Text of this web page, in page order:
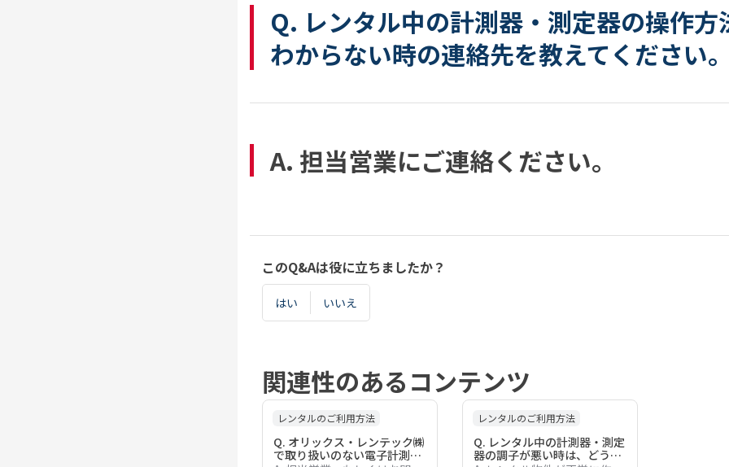
Q. レンタル中の計測器・測定器の操作方
わからない時の連絡先を教えてください
A. 担当営業にご連絡ください。
このQ&Aは役に立ちましたか？
はい いいえ
関連性のあるコンテンツ
レンタルのご利用方法
Q. オリックス・レンテック㈱
で取り扱いのない電子計測
レンタルのご利用方法
Q. レンタル中の計測器・測定
器の調子が悪い時は、どうす